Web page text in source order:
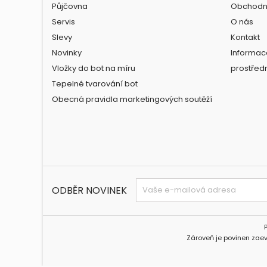
Půjčovna
Servis
Slevy
Novinky
Vložky do bot na míru
Tepelné tvarování bot
Obecná pravidla marketingových soutěží
O nás
Kontakt
ODBĚR NOVINEK
Zároveň je povinen